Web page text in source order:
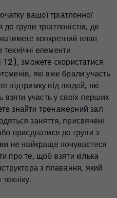
вашої тріатлонної
групи тріатлоністів, де
конкретний план
елементи
зможете скористатися
які вже брали участь
підтримку від людей, які
взяти участь у своїх перших
знайти тренажерний зал
заняття, присвячені
приєднатися до групи з
не найкраще почуваєтеся
про те, щоб взяти кілька
з плавання, який